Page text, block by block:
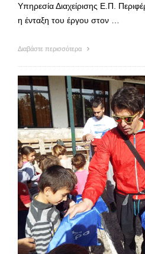
Υπηρεσία Διαχείρισης Ε.Π.
η ένταξη του έργου στον …
Διαβάστε περισσότερα